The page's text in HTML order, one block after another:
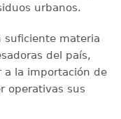
urbanos.
suficiente materia
del país,
a la importación de
operativas sus